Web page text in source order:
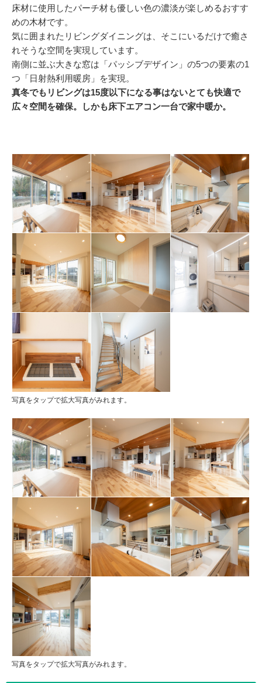
床材に使用したパーチ材も優しい色の濃淡が楽しめるおすす
めの木材です。
気に囲まれたリビングダイニングは、そこにいるだけで癒さ
れそうな空間を実現しています。
南側に並ぶ大きな窓は「パッシブデザイン」の5つの要素の1
つ「日射熱利用暖房」を実現。
真冬でもリビングは15度以下になる事はないとても快適で
広々空間を確保。しかも床下エアコン一台で家中暖か。
写真をタップで拡大写真がみれます。
写真をタップで拡大写真がみれます。